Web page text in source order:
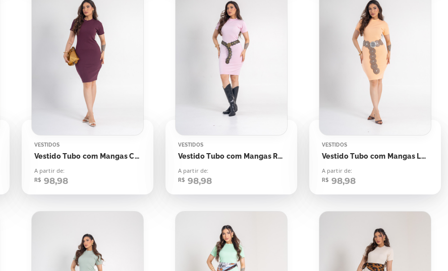
VESTIDOS
Vestido Tubo com Mangas Cereja Laqueada
A partir de:
R$ 98,98
VESTIDOS
Vestido Tubo com Mangas Rosa Bebê
A partir de:
R$ 98,98
VESTIDOS
Vestido Tubo com Mangas Laranja Candy
A partir de:
R$ 98,98